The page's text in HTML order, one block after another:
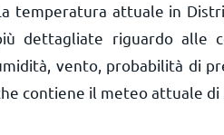
temperatura attuale in
dettagliate riguardo alle
vento, probabilità di
contiene il meteo attuale di